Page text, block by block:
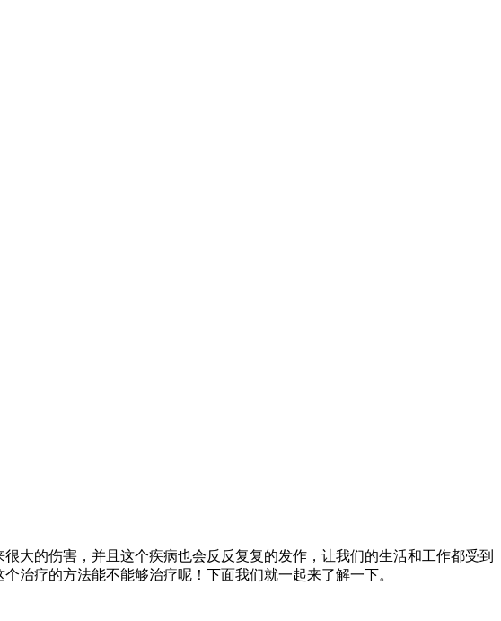
大的伤害，并且这个疾病也会反反复复的发作，让我们的生活和工作都受到
治疗的方法能不能够治疗呢！下面我们就一起来了解一下。